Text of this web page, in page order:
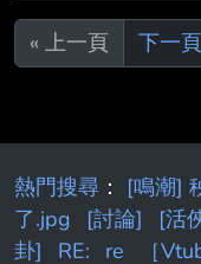
« 上一頁 下一
熱門搜尋 ： [鳴潮]
了.jpg
[討論] [活
卦]
RE: re ［